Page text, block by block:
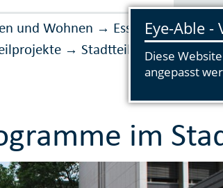
und Wohnen → Essen plant und
→ Stadtteilprojekt MITTE/
im